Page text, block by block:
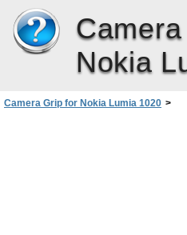
Nokia
Camera Grip for Nokia Lumia 1020 >